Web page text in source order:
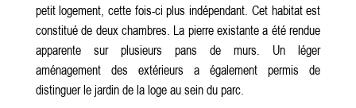
petit logement, cette fois-ci plus indépendant. Cet habitat est
constitué de deux chambres. La pierre existante a été rendue
apparente sur plusieurs pans de murs. Un léger
aménagement des extérieurs a également permis de
distinguer le jardin de la loge au sein du parc.